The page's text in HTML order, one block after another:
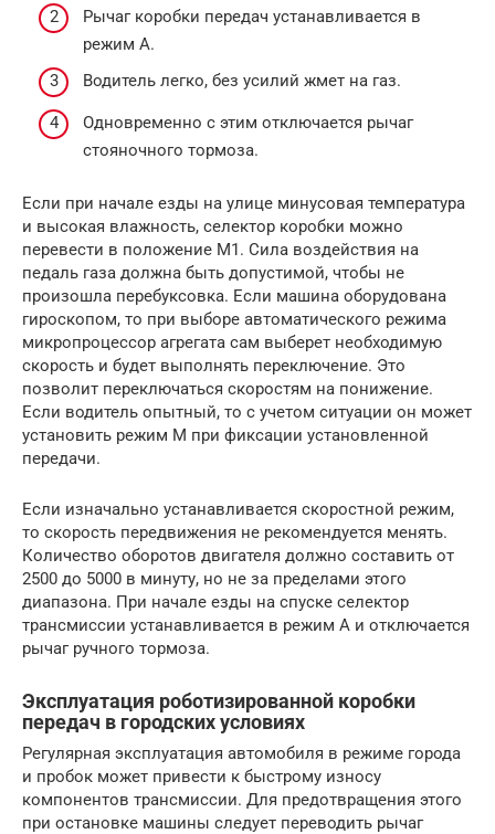
Рычаг коробки передач устанавливается в
режим А.
Водитель легко, без усилий жмет на газ.
Одновременно с этим отключается рычаг
стояночного тормоза.
Если при начале езды на улице минусовая температура
и высокая влажность, селектор коробки можно
перевести в положение М1. Сила воздействия на
педаль газа должна быть допустимой, чтобы не
произошла перебуксовка. Если машина оборудована
гироскопом, то при выборе автоматического режима
микропроцессор агрегата сам выберет необходимую
скорость и будет выполнять переключение. Это
позволит переключаться скоростям на понижение.
Если водитель опытный, то с учетом ситуации он может
установить режим М при фиксации установленной
передачи.
Если изначально устанавливается скоростной режим,
то скорость передвижения не рекомендуется менять.
Количество оборотов двигателя должно составить от
2500 до 5000 в минуту, но не за пределами этого
диапазона. При начале езды на спуске селектор
трансмиссии устанавливается в режим А и отключается
рычаг ручного тормоза.
Эксплуатация роботизированной коробки
передач в городских условиях
Регулярная эксплуатация автомобиля в режиме города
и пробок может привести к быстрому износу
компонентов трансмиссии. Для предотвращения этого
при остановке машины следует переводить рычаг